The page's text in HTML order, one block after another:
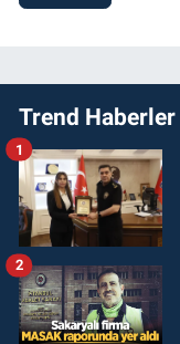
Trend Haberler
1
2